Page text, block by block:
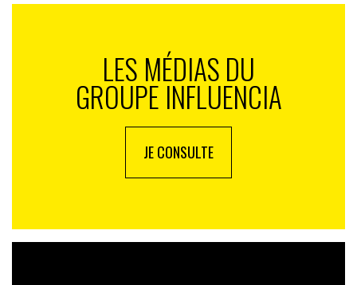
LES MÉDIAS DU
GROUPE INFLUENCIA
JE CONSULTE